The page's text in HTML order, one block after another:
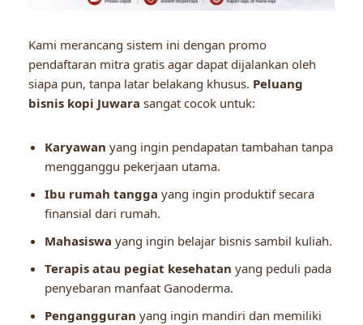
Kami merancang sistem ini dengan promo
pendaftaran mitra gratis agar dapat dijalankan oleh
siapa pun, tanpa latar belakang khusus. Peluang
bisnis kopi Juwara sangat cocok untuk:
Karyawan yang ingin pendapatan tambahan tanpa
mengganggu pekerjaan utama.
Ibu rumah tangga yang ingin produktif secara
finansial dari rumah.
Mahasiswa yang ingin belajar bisnis sambil kuliah.
Terapis atau pegiat kesehatan yang peduli pada
penyebaran manfaat Ganoderma.
Pengangguran yang ingin mandiri dan memiliki